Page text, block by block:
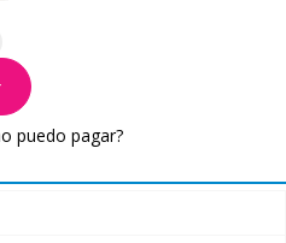
puedo pagar?